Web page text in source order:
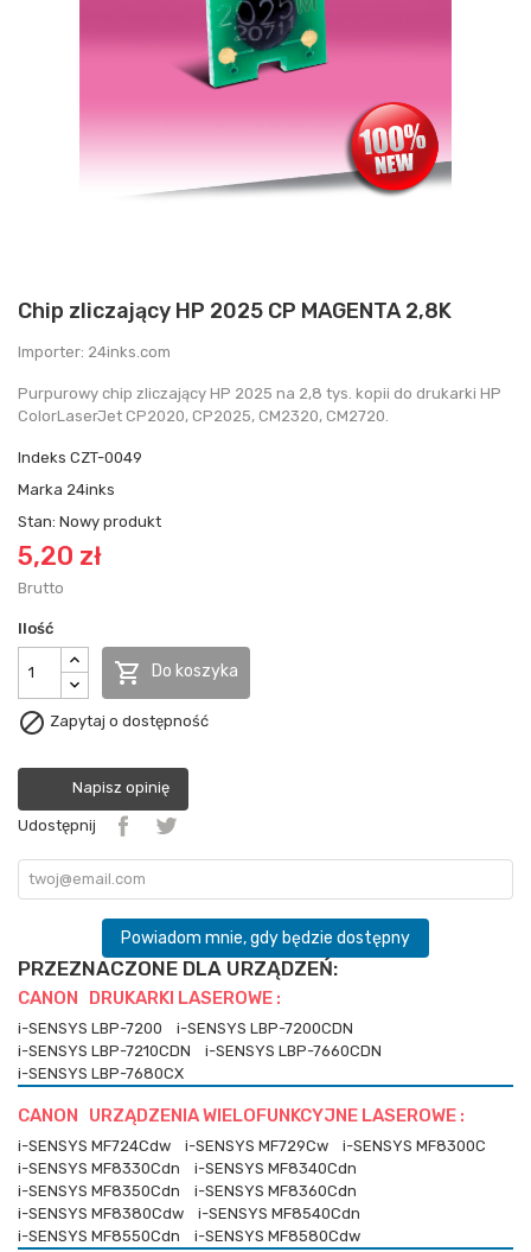
Chip zliczający HP 2025 CP MAGENTA 2,8K
Importer: 24inks.com
Purpurowy chip zliczający HP 2025 na 2,8 tys. kopii do drukarki HP
ColorLaserJet CP2020, CP2025, CM2320, CM2720.
Indeks CZT-0049
Marka 24inks
Stan: Nowy produkt
5,20 zł
Brutto
Ilość
 Do koszyka
 Zapytaj o dostępność
Napisz opinię
Udostępnij
Powiadom mnie, gdy będzie dostępny
PRZEZNACZONE DLA URZĄDZEŃ:
CANON DRUKARKI LASEROWE :
i-SENSYS LBP-7200
i-SENSYS LBP-7200CDN
i-SENSYS LBP-7210CDN
i-SENSYS LBP-7660CDN
i-SENSYS LBP-7680CX
CANON URZĄDZENIA WIELOFUNKCYJNE LASEROWE :
i-SENSYS MF724Cdw i-SENSYS MF729Cw
i-SENSYS MF8300C
i-SENSYS MF8330Cdn
i-SENSYS MF8340Cdn
i-SENSYS MF8350Cdn
i-SENSYS MF8360Cdn
i-SENSYS MF8380Cdw
i-SENSYS MF8540Cdn
i-SENSYS MF8550Cdn
i-SENSYS MF8580Cdw